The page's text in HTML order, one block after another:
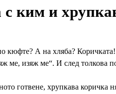
ким и
кюфте? А на хляба?
ме, изяж ме“. И след толкова
готвене, хрупкава коричка